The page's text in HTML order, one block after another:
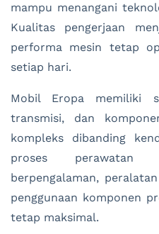
mampu menangani
Kualitas pengerjaan
performa mesin tetap
setiap hari.
Mobil Eropa memiliki
transmisi, dan
kompleks dibanding
proses perawatan
berpengalaman,
penggunaan komponen
tetap maksimal.